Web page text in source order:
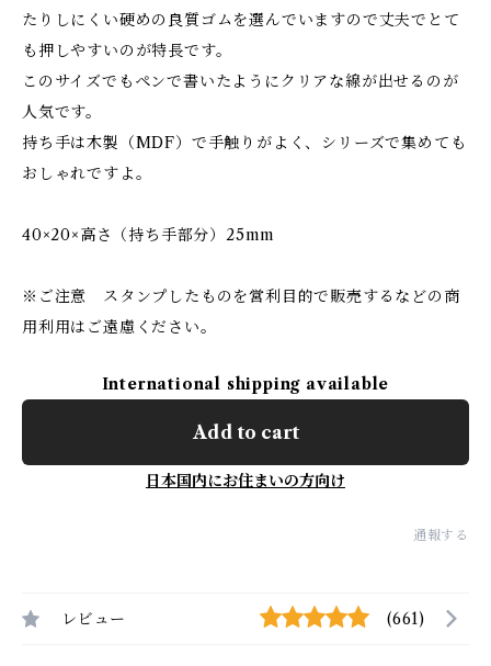
たりしにくい硬めの良質ゴムを選んでいますので丈夫でとて
も押しやすいのが特長です。
このサイズでもペンで書いたようにクリアな線が出せるのが
人気です。
持ち手は木製（MDF）で手触りがよく、シリーズで集めても
おしゃれですよ。
40×20×高さ（持ち手部分）25mm
※ご注意 スタンプしたものを営利目的で販売するなどの商
用利用はご遠慮ください。
International shipping available
Add to cart
日本国内にお住まいの方向け
通報する
レビュー (661)